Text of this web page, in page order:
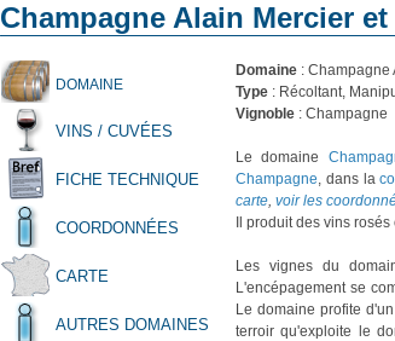
Champagne Alain Mercier
DOMAINE
VINS / CUVÉES
FICHE TECHNIQUE
COORDONNÉES
CARTE
AUTRES DOMAINES
Domaine : Champagne
Type : Récoltant,
Vignoble : Champagne
Le domaine
Champagne, dans la
carte, voir les
Il produit des vins
Les vignes du
L'encépagement se
Le domaine profite
terroir qu'exploite le